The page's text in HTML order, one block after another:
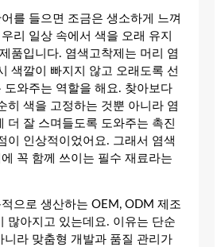
를 들으면 조금은 생소하게 느껴
리 일상 속에서 색을 오래 유지
품입니다. 염색고착제는 머리 염
색깔이 빠지지 않고 오래도록 선
도와주는 역할을 해요. 찾아보다
히 색을 고정하는 것뿐 아니라 염
더 잘 스며들도록 도와주는 촉진
이 인상적이었어요. 그래서 염색
꼭 함께 쓰이는 필수 재료라는
으로 생산하는 OEM, ODM 제조
많아지고 있는데요. 이유는 단순
니라 맞춤형 개발과 품질 관리가